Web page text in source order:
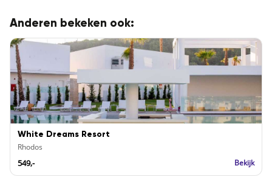
Anderen bekeken ook:
White Dreams Resort
Rhodos
549,- Bekijk